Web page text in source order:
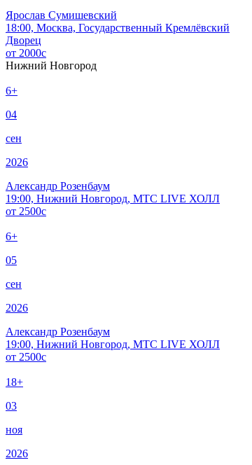
Ярослав Сумишевский
18:00, Москва, Государственный Кремлёвский
Дворец
от 2000c
Нижний Новгород
6+
04
сен
2026
Александр Розенбаум
19:00, Нижний Новгород, МТС LIVE ХОЛЛ
от 2500c
6+
05
сен
2026
Александр Розенбаум
19:00, Нижний Новгород, МТС LIVE ХОЛЛ
от 2500c
18+
03
ноя
2026